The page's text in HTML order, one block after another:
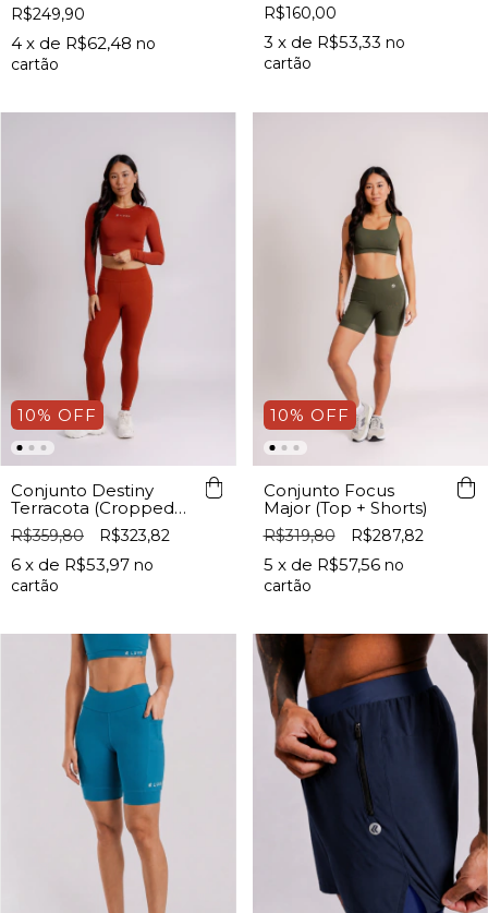
R$249,90
4 x de R$62,48
R$160,00
3 x de R$53,33
10% OFF
Conjunto Destiny
Terracota (Cropped
ML+ Legging c/
Bolso)
R$359,80 R$323,82
6 x de R$53,97
10% OFF
Conjunto Focus
Major (Top + Shorts)
R$319,80 R$287,82
5 x de R$57,56